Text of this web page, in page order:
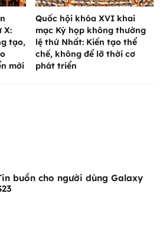
X:
tạo,
mới
Quốc hội khóa XVI khai
mạc Kỳ họp không thường
lệ thứ Nhất: Kiến tạo thể
chế, không để lỡ thời cơ
phát triển
buồn cho người dùng Galaxy